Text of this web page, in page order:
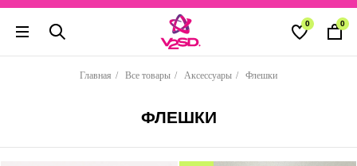
0
0
Главная / Все товары / Аксессуары / Флешки
ФЛЕШКИ